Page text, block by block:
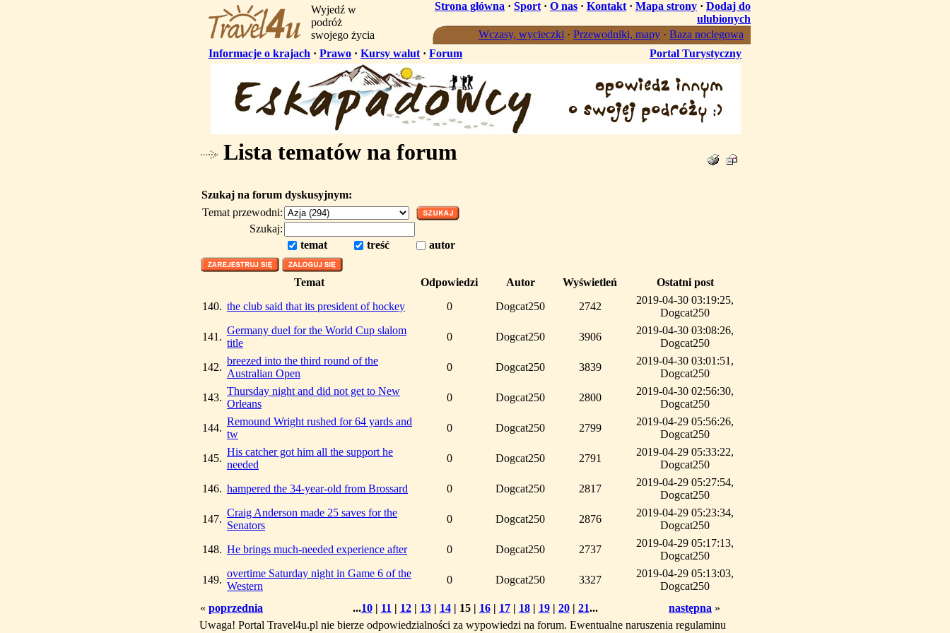
Wyjedź w
podróż
swojego życia
Strona główna · Sport · O nas · Kontakt · Mapa strony · Dodaj do
ulubionych
Wczasy, wycieczki · Przewodniki, mapy · Baza noclegowa
Informacje o krajach · Prawo · Kursy walut · Forum Portal Turystyczny
Lista tematów na forum
Szukaj na forum dyskusyjnym:
Temat przewodni:
Szukaj:
temat
treść autor
Temat Odpowiedzi Autor Wyświetleń
Ostatni post
140. the club said that its president of hockey 0 Dogcat250 2742
2019-04-30 03:19:25,
Dogcat250
141.
Germany duel for the World Cup slalom
title
0 Dogcat250 3906
2019-04-30 03:08:26,
Dogcat250
142.
breezed into the third round of the
Australian Open
0 Dogcat250 3839
2019-04-30 03:01:51,
Dogcat250
143.
Thursday night and did not get to New
Orleans
0 Dogcat250 2800
2019-04-30 02:56:30,
Dogcat250
144.
Remound Wright rushed for 64 yards and
tw
0 Dogcat250 2799
2019-04-29 05:56:26,
Dogcat250
145.
His catcher got him all the support he
needed
0 Dogcat250 2791
2019-04-29 05:33:22,
Dogcat250
146. hampered the 34-year-old from Brossard 0 Dogcat250 2817
2019-04-29 05:27:54,
Dogcat250
147.
Craig Anderson made 25 saves for the
Senators
0 Dogcat250 2876
2019-04-29 05:23:34,
Dogcat250
148. He brings much-needed experience after 0 Dogcat250 2737
2019-04-29 05:17:13,
Dogcat250
149.
overtime Saturday night in Game 6 of the
Western
0 Dogcat250 3327
2019-04-29 05:13:03,
Dogcat250
« poprzednia ...10| 11 | 12| 13| 14| 15| 16| 17| 18| 19| 20| 21... następna »
Uwaga! Portal Travel4u.pl nie bierze odpowiedzialności za wypowiedzi na forum. Ewentualne naruszenia regulaminu